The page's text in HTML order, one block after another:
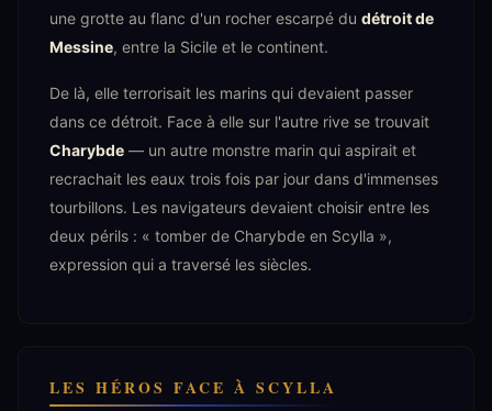
une grotte au flanc d'un rocher escarpé du détroit de
Messine, entre la Sicile et le continent.
De là, elle terrorisait les marins qui devaient passer
dans ce détroit. Face à elle sur l'autre rive se trouvait
Charybde — un autre monstre marin qui aspirait et
recrachait les eaux trois fois par jour dans d'immenses
tourbillons. Les navigateurs devaient choisir entre les
deux périls : « tomber de Charybde en Scylla »,
expression qui a traversé les siècles.
LES HÉROS FACE À SCYLLA